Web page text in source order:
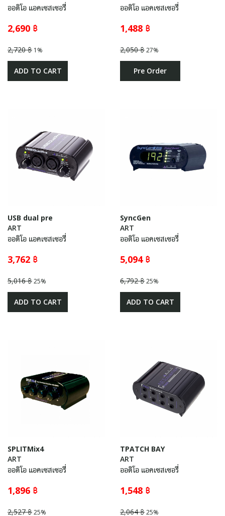
ออดิโอ แอคเซสเซอรี่
2,690 ฿
2,720 ฿ 1%
ADD TO CART
ออดิโอ แอคเซสเซอรี่
1,488 ฿
2,050 ฿27%
Pre Order
USB dual pre
ART
ออดิโอ แอคเซสเซอรี่
3,762 ฿
5,016 ฿25%
ADD TO CART
SyncGen
ART
ออดิโอ แอคเซสเซอรี่
5,094 ฿
6,792 ฿25%
ADD TO CART
SPLITMix4
ART
ออดิโอ แอคเซสเซอรี่
1,896 ฿
2,527 ฿25%
TPATCH BAY
ART
ออดิโอ แอคเซสเซอรี่
1,548 ฿
2,064 ฿25%